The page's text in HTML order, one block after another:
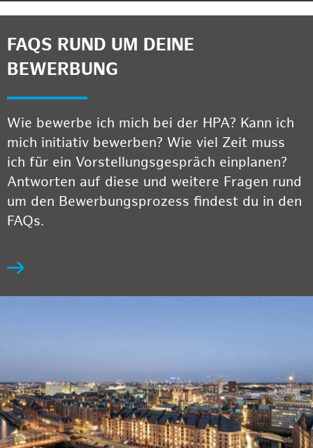
FAQS RUND UM DEINE
BEWERBUNG
Wie bewerbe ich mich bei der HPA? Kann ich
mich initiativ bewerben? Wie viel Zeit muss
ich für ein Vorstellungsgespräch einplanen?
Antworten auf diese und weitere Fragen rund
um den Bewerbungsprozess findest du in den
FAQs.